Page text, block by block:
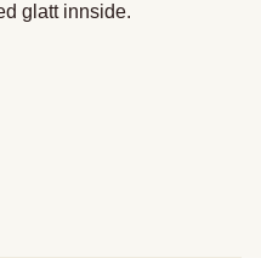
glatt innside.